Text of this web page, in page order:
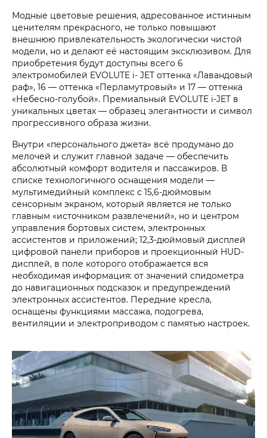
Модные цветовые решения, адресованное истинным
ценителям прекрасного, не только повышают
внешнюю привлекательность экологически чистой
модели, но и делают её настоящим эксклюзивом. Для
приобретения будут доступны всего 6
электромобилей EVOLUTE i- JET оттенка «Лавандовый
раф», 16 — оттенка «Перламутровый» и 17 — оттенка
«Небесно-голубой». Премиальный EVOLUTE i‑JET в
уникальных цветах — образец элегантности и символ
прогрессивного образа жизни.
Внутри «персонального джета» всё продумано до
мелочей и служит главной задаче — обеспечить
абсолютный комфорт водителя и пассажиров. В
списке технологичного оснащения модели —
мультимедийный комплекс с 15,6-дюймовым
сенсорным экраном, который является не только
главным «источником развлечений», но и центром
управления бортовых систем, электронных
ассистентов и приложений; 12,3-дюймовый дисплей
цифровой панели приборов и проекционный HUD-
дисплей, в поле которого отображается вся
необходимая информация: от значений спидометра
до навигационных подсказок и предупреждений
электронных ассистентов. Передние кресла,
оснащены функциями массажа, подогрева,
вентиляции и электроприводом с памятью настроек.